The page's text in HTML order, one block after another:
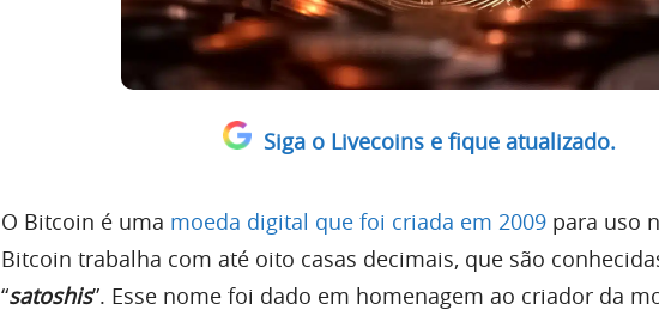
Siga o Livecoins e fique atualizado.
O Bitcoin é uma moeda digital que foi criada em 2009 para uso
Bitcoin trabalha com até oito casas decimais, que são
“satoshis”. Esse nome foi dado em homenagem ao criador da